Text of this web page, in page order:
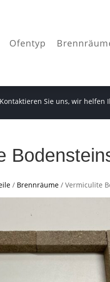
Ofentyp
Sie uns, wir helfen
/ Brennräume/ Vermiculite